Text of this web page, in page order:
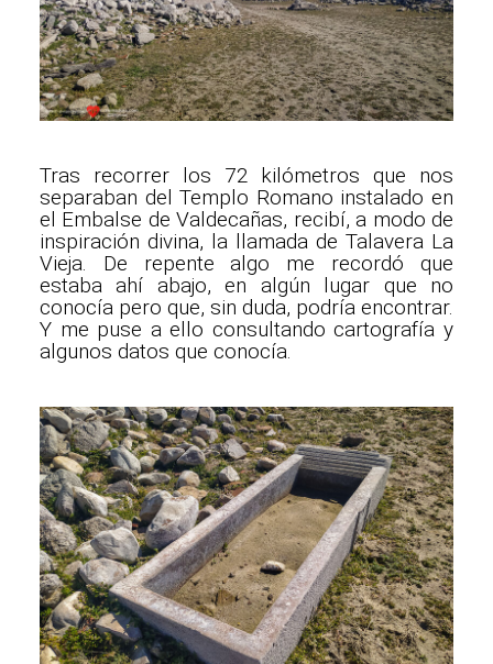
Tras recorrer los 72 kilómetros que nos
separaban del Templo Romano instalado en
el Embalse de Valdecañas, recibí, a modo de
inspiración divina, la llamada de Talavera La
Vieja. De repente algo me recordó que
estaba ahí abajo, en algún lugar que no
conocía pero que, sin duda, podría encontrar.
Y me puse a ello consultando cartografía y
algunos datos que conocía.